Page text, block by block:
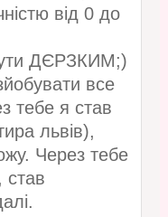
від 0 до
ДЄРЗКИМ;)
все
тебе я став
львів),
Через тебе
став